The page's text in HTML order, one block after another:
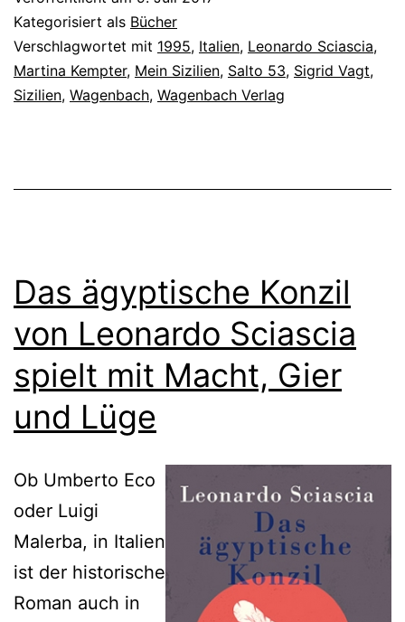
Kategorisiert als Bücher
Verschlagwortet mit 1995, Italien, Leonardo Sciascia,
Martina Kempter, Mein Sizilien, Salto 53, Sigrid Vagt,
Sizilien, Wagenbach, Wagenbach Verlag
Das ägyptische Konzil
von Leonardo Sciascia
spielt mit Macht, Gier
und Lüge
Ob Umberto Eco
oder Luigi
Malerba, in Italien
ist der historische
Roman auch in